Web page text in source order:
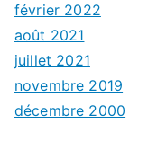
février 2022
août 2021
juillet 2021
novembre 2019
décembre 2000